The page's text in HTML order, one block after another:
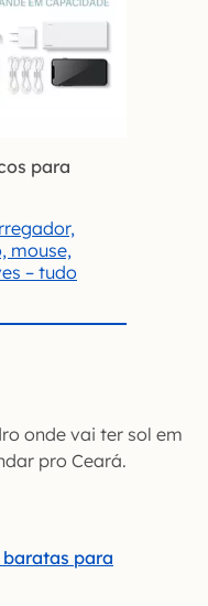
para
mouse,
– tudo
onde vai ter sol em
pro Ceará.
para